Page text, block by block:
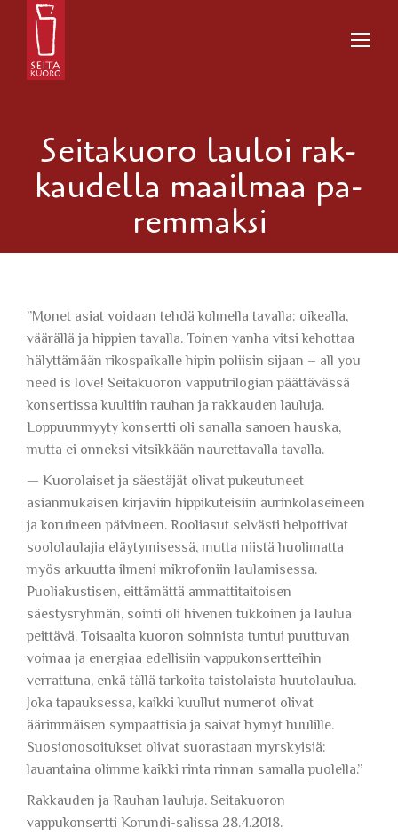
Sei­ta­kuo­ro lauloi rak­
kau­del­la maail­maa pa­
rem­mak­si
”Monet asiat voidaan tehdä kolmella tavalla: oikealla,
väärällä ja hippien tavalla. Toinen vanha vitsi kehottaa
hälyttämään rikospaikalle hipin poliisin sijaan – all you
need is love! Seitakuoron vapputrilogian päättävässä
konsertissa kuultiin rauhan ja rakkauden lauluja.
Loppuunmyyty konsertti oli sanalla sanoen hauska,
mutta ei onneksi vitsikkään naurettavalla tavalla.
— Kuorolaiset ja säestäjät olivat pukeutuneet
asianmukaisen kirjaviin hippikuteisiin aurinkolaseineen
ja koruineen päivineen. Rooliasut selvästi helpottivat
soololaulajia eläytymisessä, mutta niistä huolimatta
myös arkuutta ilmeni mikrofoniin laulamisessa.
Puoliakustisen, eittämättä ammattitaitoisen
säestysryhmän, sointi oli hivenen tukkoinen ja laulua
peittävä. Toisaalta kuoron soinnista tuntui puuttuvan
voimaa ja energiaa edellisiin vappukonsertteihin
verrattuna, enkä tällä tarkoita taistolaista huutolaulua.
Joka tapauksessa, kaikki kuullut numerot olivat
äärimmäisen sympaattisia ja saivat hymyt huulille.
Suosionosoitukset olivat suorastaan myrskyisiä:
lauantaina olimme kaikki rinta rinnan samalla puolella.”
Rakkauden ja Rauhan lauluja. Seitakuoron
vappukonsertti Korundi-salissa 28.4.2018.